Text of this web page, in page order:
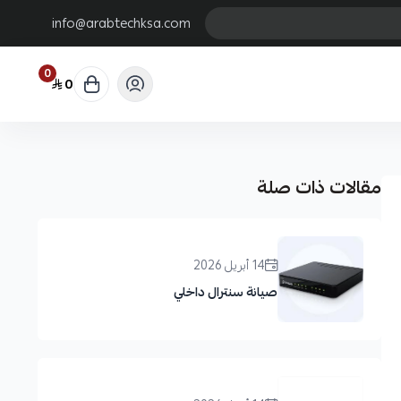
info@arabtechksa.com
0 0
مقالات ذات صلة
14 أبريل 2026
صيانة سنترال داخلي